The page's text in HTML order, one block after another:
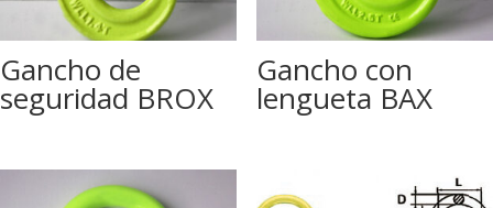
Gancho de
seguridad BROX
Gancho con
lengueta BAX